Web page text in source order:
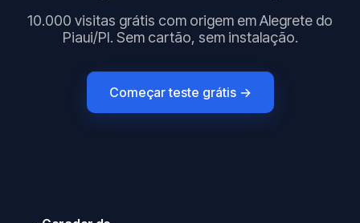
10.000 visitas grátis com origem em Alegrete do
Piaui/PI. Sem cartão, sem instalação.
Começar teste grátis →